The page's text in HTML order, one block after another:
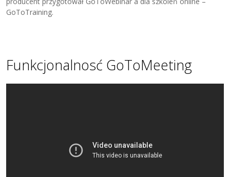
GoToTraining.
Funkcjonalnosć GoToMeeting